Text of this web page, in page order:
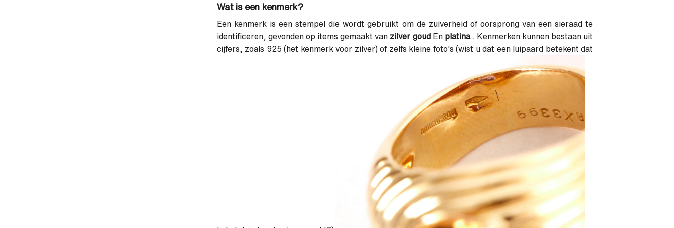
Wat is een kenmerk?
Een kenmerk is een stempel die wordt gebruikt om de zuiverheid of oorsprong van een sieraad te
identificeren, gevonden op items gemaakt van zilver goud Enplatina. Kenmerken kunnen bestaan ​​uit
cijfers, zoals 925 (het kenmerk voor zilver) of zelfs kleine foto's (wist u dat een luipaard betekent dat